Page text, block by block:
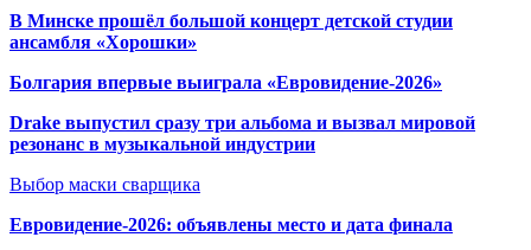
В Минске прошёл большой концерт детской студии
ансамбля «Хорошки»
Болгария впервые выиграла «Евровидение-2026»
Drake выпустил сразу три альбома и вызвал мировой
резонанс в музыкальной индустрии
Выбор маски сварщика
Евровидение-2026: объявлены место и дата финала